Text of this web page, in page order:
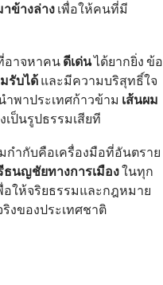
ข้างล่าง เพื่อให้คนที่มี
อาจหาคน ดีเด่นได้ยากยิ่ง ข้อ
รับได้ และมีความบริสุทธิ์ใจ
พาประเทศก้าวข้าม เส้นผม
ป็นรูปธรรมเสียที
กำกับคือเครื่องมือที่อันตราย
ธนญชัยทางการเมืองในทุก
อให้จริยธรรมและกฎหมาย
งของประเทศชาติ